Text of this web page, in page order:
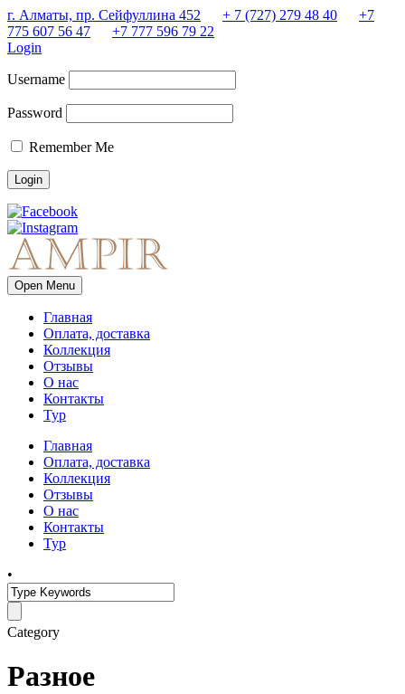
г. Алматы, пр. Сейфуллина 452 + 7 (727) 279 48 40
+7
775 607 56 47
+7 777 596 79 22
Login
Username
Password
Remember Me
Open Menu
Главная
Оплата, доставка
Коллекция
Отзывы
О нас
Контакты
Тур
Главная
Оплата, доставка
Коллекция
Отзывы
О нас
Контакты
Тур
•
Category
Разное